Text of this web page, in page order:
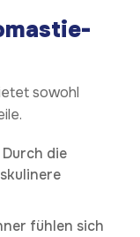
sowohl
Durch die
fühlen sich